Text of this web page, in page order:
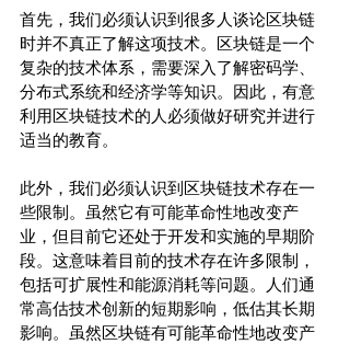
首先，我们必须认识到很多人谈论区块链
时并不真正了解这项技术。区块链是一个
复杂的技术体系，需要深入了解密码学、
分布式系统和经济学等知识。因此，有意
利用区块链技术的人必须做好研究并进行
适当的教育。
此外，我们必须认识到区块链技术存在一
些限制。虽然它有可能革命性地改变产
业，但目前它还处于开发和实施的早期阶
段。这意味着目前的技术存在许多限制，
包括可扩展性和能源消耗等问题。人们通
常高估技术创新的短期影响，低估其长期
影响。虽然区块链有可能革命性地改变产